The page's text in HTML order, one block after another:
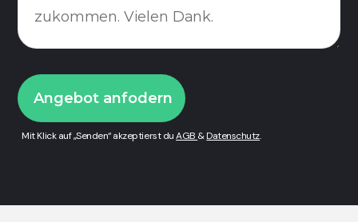
Mit Klick auf „Senden“ akzeptierst duAGB &Datenschutz.